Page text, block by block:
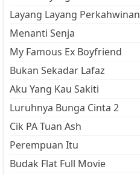
Layang Layang Perkahwinan
Menanti Senja
My Famous Ex Boyfriend
Bukan Sekadar Lafaz
Aku Yang Kau Sakiti
Luruhnya Bunga Cinta 2
Cik PA Tuan Ash
Perempuan Itu
Budak Flat Full Movie